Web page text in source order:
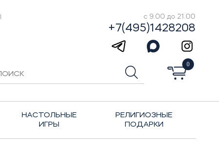
с 9.00 до 21.00
+7(495)1428208
0
НАСТОЛЬНЫЕ
ИГРЫ
РЕЛИГИОЗНЫЕ
ПОДАРКИ